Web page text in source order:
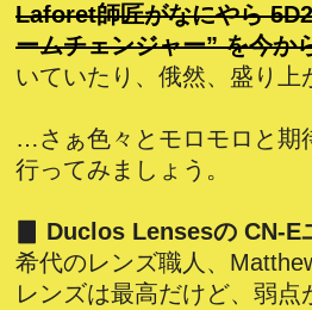
Laforet師匠がなにやら
ームチェンジャー” を今か
いていたり、俄然、盛り上
…さぁ色々とモロモロと期
行ってみましょう。
▊ Duclos Lensesの CN-E
希代のレンズ職人、
レンズは最高だけど、弱点